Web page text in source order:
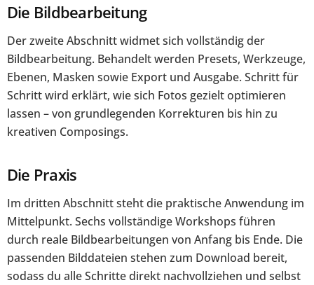
Die Bildbearbeitung
Der zweite Abschnitt widmet sich vollständig der
Bildbearbeitung. Behandelt werden Presets, Werkzeuge,
Ebenen, Masken sowie Export und Ausgabe. Schritt für
Schritt wird erklärt, wie sich Fotos gezielt optimieren
lassen – von grundlegenden Korrekturen bis hin zu
kreativen Composings.
Die Praxis
Im dritten Abschnitt steht die praktische Anwendung im
Mittelpunkt. Sechs vollständige Workshops führen
durch reale Bildbearbeitungen von Anfang bis Ende. Die
passenden Bilddateien stehen zum Download bereit,
sodass du alle Schritte direkt nachvollziehen und selbst